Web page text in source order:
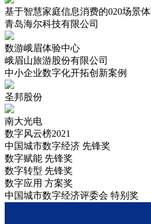
基于智慧家庭信息消费的020场景
青岛海尔科技有限公司
数游峨眉体验中心
峨眉山旅游股份有限公司
中小企业数字化开拓创新案例
圣邦股份
南大光电
数字风云榜2021
中国城市数字经济 先锋奖
数字赋能 先锋奖
数字转型 先锋奖
数字应用 方案奖
中国城市数字经济评委会 特别奖